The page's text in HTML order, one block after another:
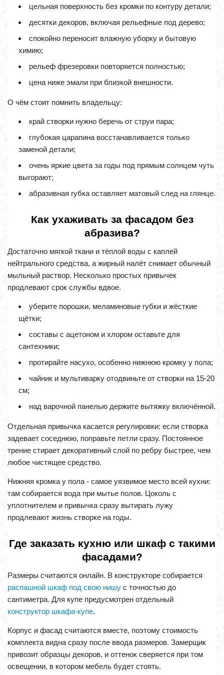
цельная поверхность без кромки по контуру детали;
десятки декоров, включая рельефные под дерево;
спокойно переносит влажную уборку и бытовую
химию;
рельеф фрезеровки повторяется полностью;
цена ниже эмали при близкой внешности.
О чём стоит помнить владельцу:
край створки нужно беречь от струи пара;
глубокая царапина восстанавливается только
заменой детали;
очень яркие цвета за годы под прямым солнцем чуть
выгорают;
абразивная губка оставляет матовый след на глянце.
Как ухаживать за фасадом без
абразива?
Достаточно мягкой ткани и тёплой воды с каплей
нейтрального средства, а жирный налёт снимает обычный
мыльный раствор. Несколько простых привычек
продлевают срок службы вдвое.
уберите порошки, меламиновые губки и жёсткие
щётки;
составы с ацетоном и хлором оставьте для
сантехники;
протирайте насухо, особенно нижнюю кромку у пола;
чайник и мультиварку отодвиньте от створки на 15-20
см;
над варочной панелью держите вытяжку включённой.
Отдельная привычка касается регулировки: если створка
задевает соседнюю, поправьте петли сразу. Постоянное
трение стирает декоративный слой по ребру быстрее, чем
любое чистящее средство.
Нижняя кромка у пола - самое уязвимое место всей кухни:
там собирается вода при мытье полов. Цоколь с
уплотнителем и привычка сразу вытирать лужу
продлевают жизнь створке на годы.
Где заказать кухню или шкаф с такими
фасадами?
Размеры считаются онлайн. В конструкторе собирается
распашной шкаф под свою нишу с точностью до
сантиметра. Для купе предусмотрен отдельный
конструктор шкафа-купе.
Корпус и фасад считаются вместе, поэтому стоимость
комплекта видна сразу после ввода размеров. Замерщик
привозит образцы декоров, и оттенок сверяется при том
освещении, в котором мебель будет стоять.